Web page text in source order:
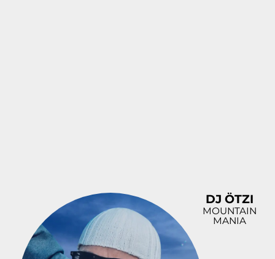
DJ ÖTZI
MOUNTAIN
MANIA